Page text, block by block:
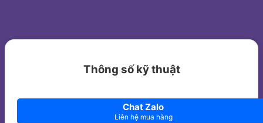
Thông số kỹ thuật
Chat Zalo
Liên hệ mua hàng